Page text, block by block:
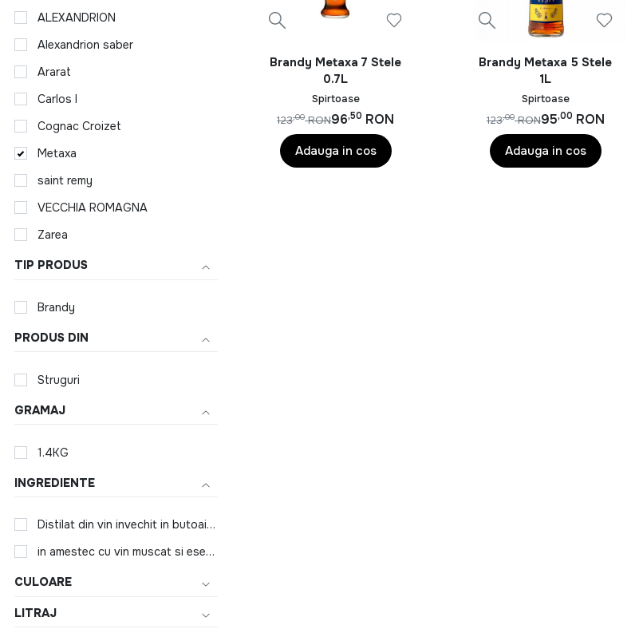
ALEXANDRION
Alexandrion saber
Ararat
Carlos I
Cognac Croizet
Metaxa
saint remy
VECCHIA ROMAGNA
Zarea
TIP PRODUS
Brandy
PRODUS DIN
Struguri
GRAMAJ
1.4KG
INGREDIENTE
Distilat din vin invechit in butoaie de stejar
in amestec cu vin muscat si esente de plante.
CULOARE
LITRAJ
Brandy Metaxa 7 Stele
0.7L
Spirtoase
96,50 RON
123,00 RON
Adauga in cos
Brandy Metaxa 5 Stele
1L
Spirtoase
95,00 RON
123,00 RON
Adauga in cos